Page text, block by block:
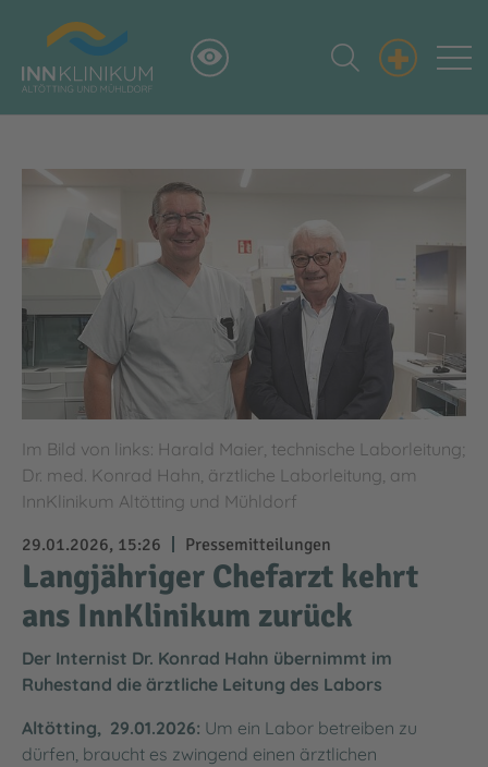
+
29.01.2026, 15:26 Pressemitteilungen
Langjähriger Chefarzt kehrt
ans InnKlinikum zurück
Der Internist Dr. Konrad Hahn übernimmt im
Ruhestand die ärztliche Leitung des Labors
Altötting, 29.01.2026: Um ein Labor betreiben zu
dürfen, braucht es zwingend einen ärztlichen
Im Bild von links: Harald Maier, technische Laborleitung;
Dr. med. Konrad Hahn, ärztliche Laborleitung, am
InnKlinikum Altötting und Mühldorf